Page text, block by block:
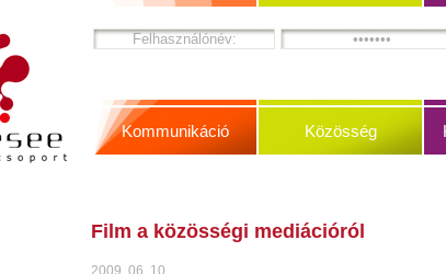
Kommunikáció Közösség
Film a közösségi mediációról
2009. 06. 10.